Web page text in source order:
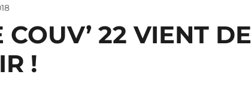
22 VIENT DE
!